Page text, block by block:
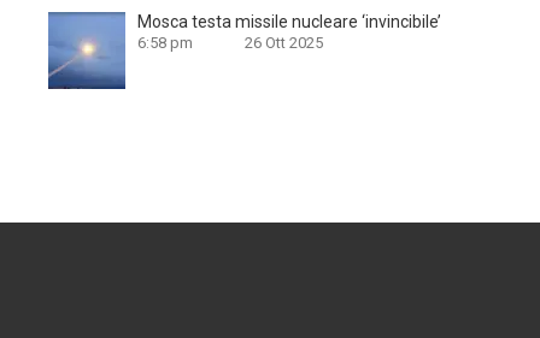
Mosca testa missile nucleare ‘invincibile’
6:58 pm 26 Ott 2025